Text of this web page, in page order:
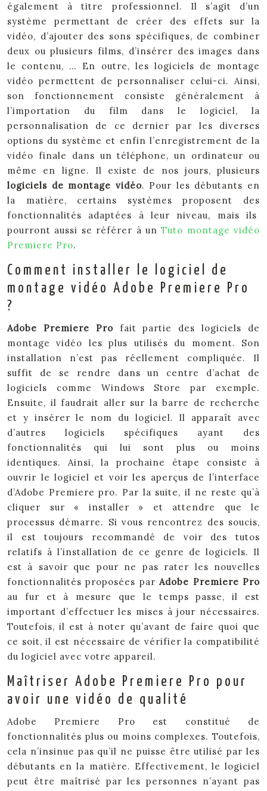
également à titre professionnel. Il s’agit d’un
système permettant de créer des effets sur la
vidéo, d’ajouter des sons spécifiques, de combiner
deux ou plusieurs films, d’insérer des images dans
le contenu, … En outre, les logiciels de montage
vidéo permettent de personnaliser celui-ci. Ainsi,
son fonctionnement consiste généralement à
l’importation du film dans le logiciel, la
personnalisation de ce dernier par les diverses
options du système et enfin l’enregistrement de la
vidéo finale dans un téléphone, un ordinateur ou
même en ligne. Il existe de nos jours, plusieurs
logiciels de montage vidéo. Pour les débutants en
la matière, certains systèmes proposent des
fonctionnalités adaptées à leur niveau, mais ils
pourront aussi se référer à unTuto montage vidéo
Premiere Pro.
Comment installer le logiciel de
montage vidéo Adobe Premiere Pro
?
Adobe Premiere Profait partie des logiciels de
montage vidéo les plus utilisés du moment. Son
installation n’est pas réellement compliquée. Il
suffit de se rendre dans un centre d’achat de
logiciels comme Windows Store par exemple.
Ensuite, il faudrait aller sur la barre de recherche
et y insérer le nom du logiciel. Il apparaît avec
d’autres logiciels spécifiques ayant des
fonctionnalités qui lui sont plus ou moins
identiques. Ainsi, la prochaine étape consiste à
ouvrir le logiciel et voir les aperçus de l’interface
d’Adobe Premiere pro. Par la suite, il ne reste qu’à
cliquer sur « installer » et attendre que le
processus démarre. Si vous rencontrez des soucis,
il est toujours recommandé de voir des tutos
relatifs à l’installation de ce genre de logiciels. Il
est à savoir que pour ne pas rater les nouvelles
fonctionnalités proposées parAdobe Premiere Pro
au fur et à mesure que le temps passe, il est
important d’effectuer les mises à jour nécessaires.
Toutefois, il est à noter qu’avant de faire quoi que
ce soit, il est nécessaire de vérifier la compatibilité
du logiciel avec votre appareil.
Maîtriser Adobe Premiere Pro pour
avoir une vidéo de qualité
Adobe Premiere Pro est constitué de
fonctionnalités plus ou moins complexes. Toutefois,
cela n’insinue pas qu’il ne puisse être utilisé par les
débutants en la matière. Effectivement, le logiciel
peut être maîtrisé par les personnes n’ayant pas